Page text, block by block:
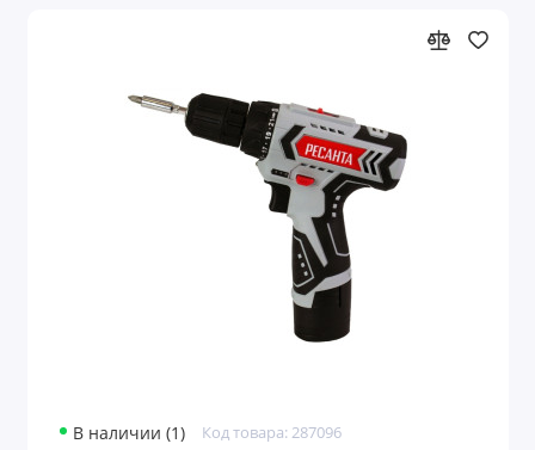
В наличии (1) Код товара: 287096